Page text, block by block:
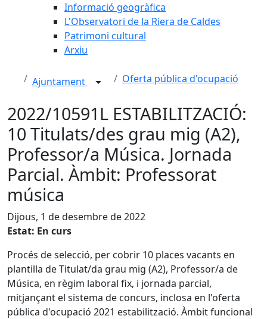
Informació geogràfica
L'Observatori de la Riera de Caldes
Patrimoni cultural
Arxiu
Ajuntament Oferta pública d'ocupació
2022/10591L ESTABILITZACIÓ:
10 Titulats/des grau mig (A2),
Professor/a Música. Jornada
Parcial. Àmbit: Professorat
música
Dijous, 1 de desembre de 2022
Estat: En curs
Procés de selecció, per cobrir 10 places vacants en
plantilla de Titulat/da grau mig (A2), Professor/a de
Música, en règim laboral fix, i jornada parcial,
mitjançant el sistema de concurs, inclosa en l'oferta
pública d'ocupació 2021 estabilització. Àmbit funcional